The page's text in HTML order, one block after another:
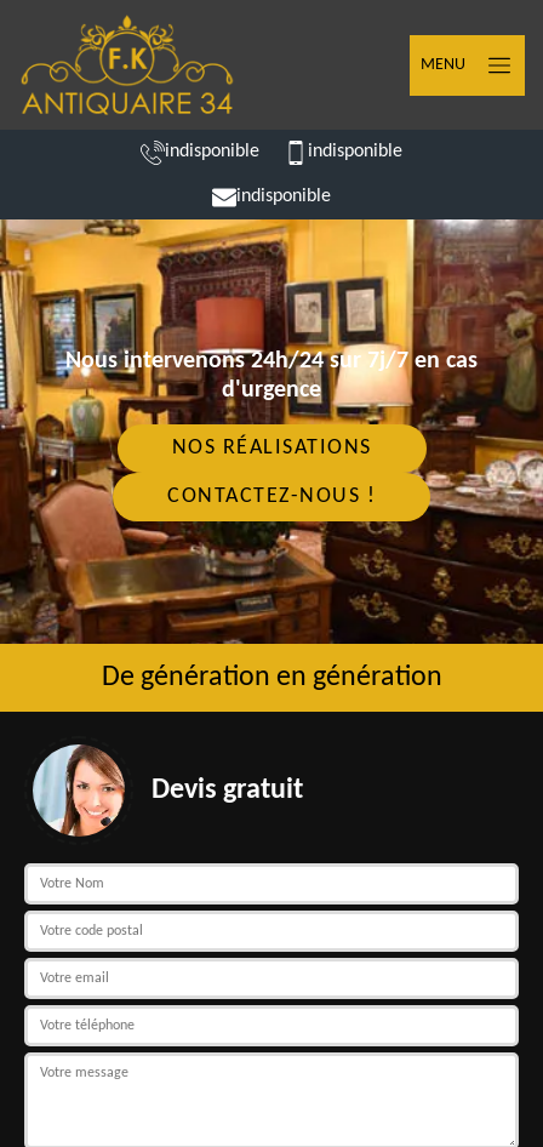
MENU
indisponible indisponible
indisponible
Nous intervenons 24h/24 sur 7j/7 en cas
d'urgence
NOS RÉALISATIONS
CONTACTEZ-NOUS !
De génération en génération
Devis gratuit